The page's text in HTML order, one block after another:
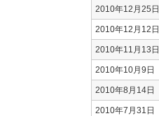
2010年12月25日
2010年12月12日
2010年11月13日
2010年10月9日
2010年8月14日
2010年7月31日